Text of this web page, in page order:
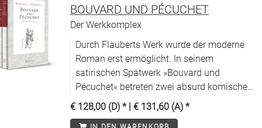
BOUVARD UND PÉCUCHET
Der Werkkomplex
Durch Flauberts Werk wurde der moderne
Roman erst ermöglicht. In seinem
satirischen Spätwerk »Bouvard und
Pécuchet« betreten zwei absurd komische
Antihelden die Bühne der Geisteswelt.
€ 128,00 (D) * | € 131,60 (A) *